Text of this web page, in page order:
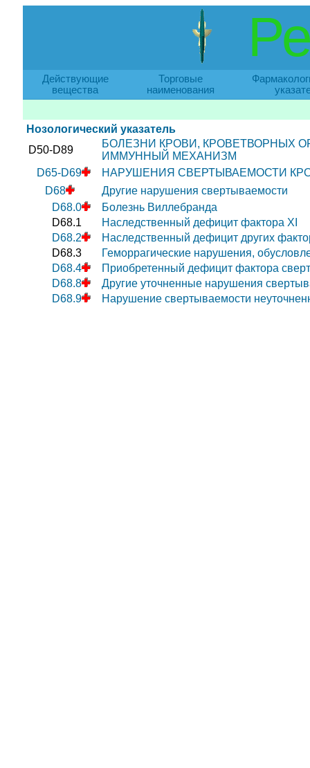
Действующие
вещества
Торговые
наименования
Нозологический указатель
D50-D89
БОЛЕЗНИ КРОВИ, КРОВЕТВОРНЫХ
ИММУННЫЙ МЕХАНИЗМ
D65-D69
НАРУШЕНИЯ СВЕРТЫВАЕМОСТИ
D68
Другие нарушения свертываемости
D68.0
Болезнь Виллебранда
D68.1
Наследственный дефицит фактора XI
D68.2
Наследственный дефицит других
D68.3
Геморрагические нарушения,
D68.4
Приобретенный дефицит фактора
D68.8
Другие уточненные нарушения
D68.9
Нарушение свертываемости